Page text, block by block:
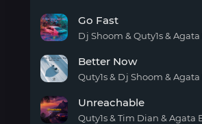
Fast
Go Fast
Dj Shoom & Quty1s &
Now
Better Now
Quty1s & Dj Shoom &
Unreachable
Quty1s & Tim Dian & Agata